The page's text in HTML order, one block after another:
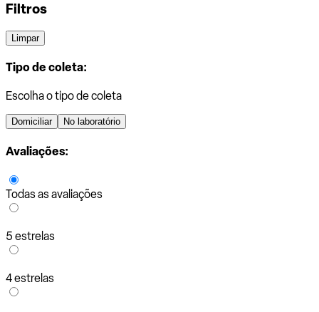
Filtros
Limpar
Tipo de coleta:
Escolha o tipo de coleta
Domiciliar No laboratório
Avaliações:
Todas as avaliações
5 estrelas
4 estrelas